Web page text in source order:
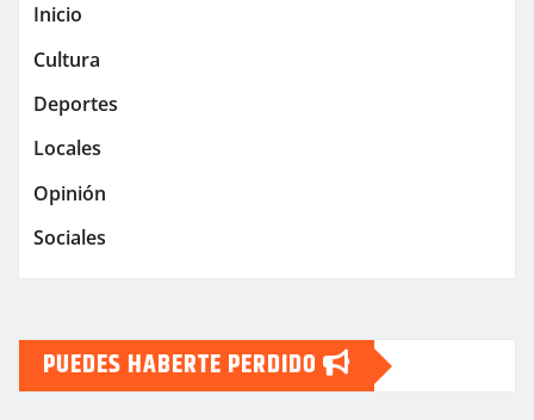
Inicio
Cultura
Deportes
Locales
Opinión
Sociales
PUEDES HABERTE PERDIDO